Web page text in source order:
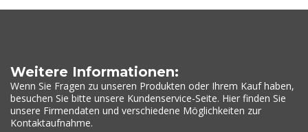
Weitere Informationen:
Wenn Sie Fragen zu unseren Produkten oder Ihrem Kauf haben,
besuchen Sie bitte unsere Kundenservice-Seite. Hier finden Sie
unsere Firmendaten und verschiedene Möglichkeiten zur
Kontaktaufnahme.